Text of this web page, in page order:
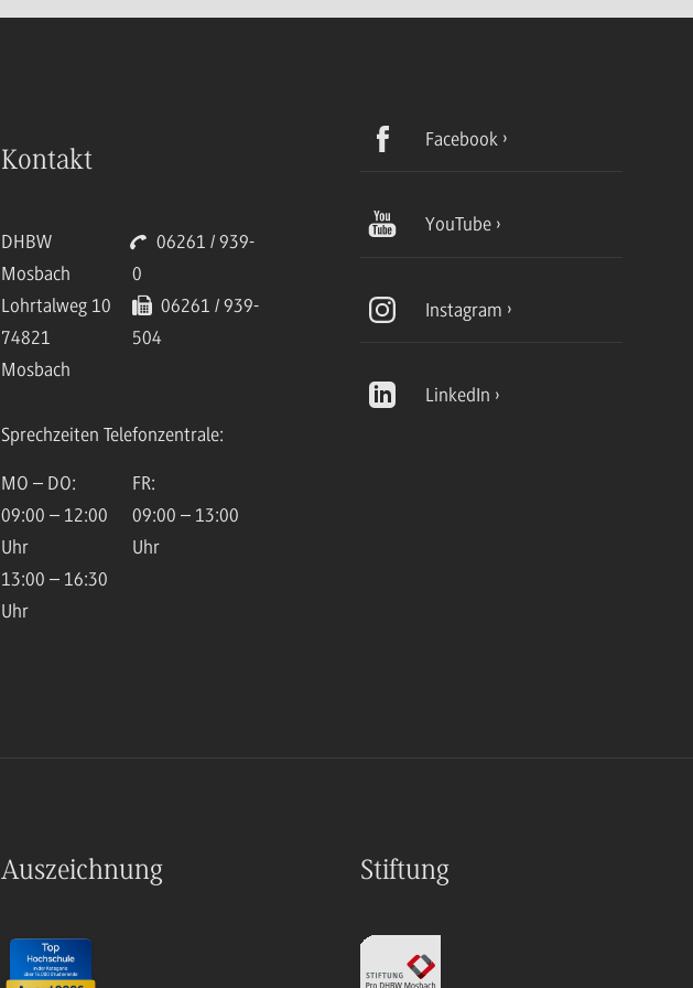
Kontakt
DHBW
Mosbach
Lohrtalweg 10
74821
Mosbach
06261 / 939-
0
06261 / 939-
504
Sprechzeiten Telefonzentrale:
MO – DO:
09:00 – 12:00
Uhr
13:00 – 16:30
Uhr
FR:
09:00 – 13:00
Uhr
Facebook
YouTube
Instagram
LinkedIn
Auszeichnung Stiftung